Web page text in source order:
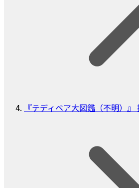
『テディベア大図鑑（不明）』